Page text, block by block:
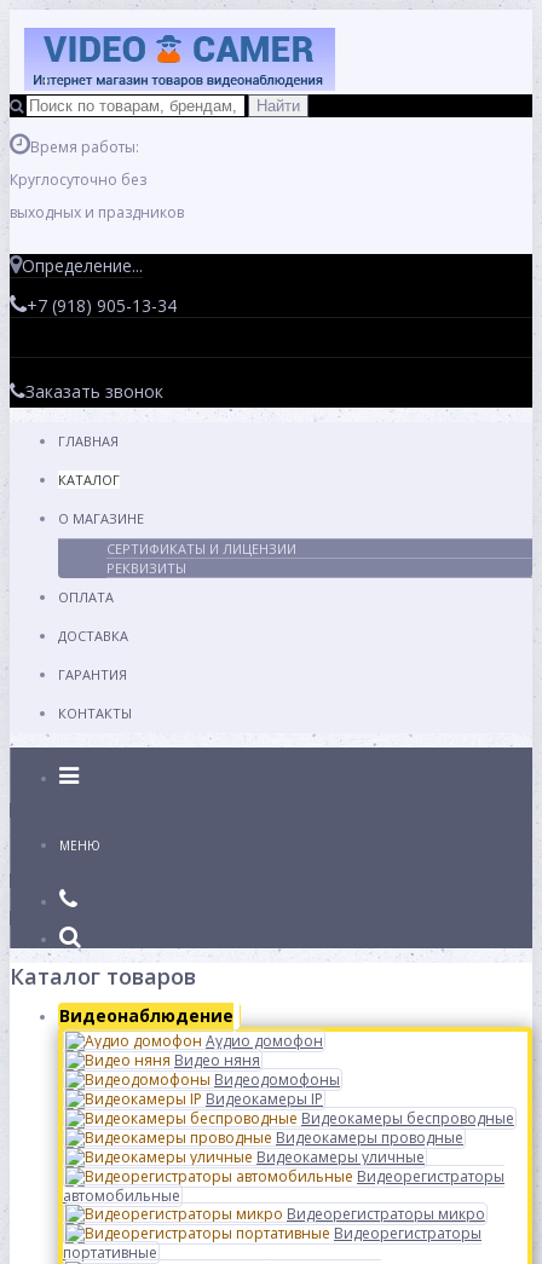
Время работы:
Круглосуточно без
выходных и праздников
Определение...
+7 (918) 905-13-34
Заказать звонок
ГЛАВНАЯ
КАТАЛОГ
О МАГАЗИНЕ
СЕРТИФИКАТЫ И ЛИЦЕНЗИИ
РЕКВИЗИТЫ
ОПЛАТА
ДОСТАВКА
ГАРАНТИЯ
КОНТАКТЫ
Каталог
МЕНЮ
Каталог товаров
Видеонаблюдение
Аудио домофон
Видео няня
Видеодомофоны
Видеокамеры IP
Видеокамеры беспроводные
Видеокамеры проводные
Видеокамеры уличные
Видеорегистраторы
автомобильные
Видеорегистраторы микро
Видеорегистраторы
портативные